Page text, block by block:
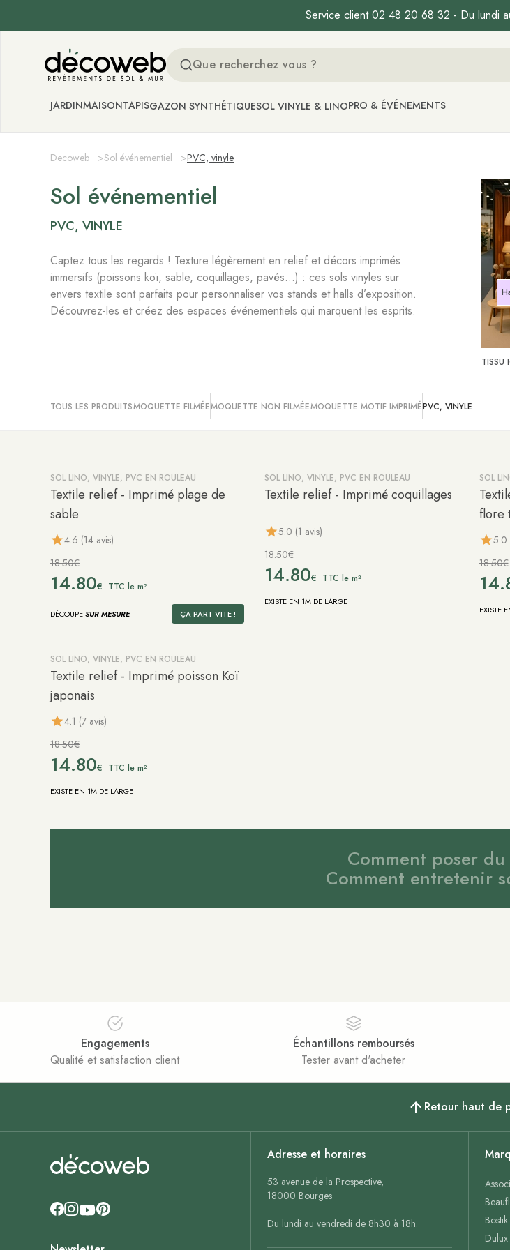
Service client 02 48 20 68 32 - Du lundi
Decoweb
JARDINMAISONTAPISGAZON SYNTHÉTIQUESOL VINYLE & LINOPRO & ÉVÉNEMENTS
Decoweb >Sol événementiel >PVC, vinyle
Sol événementiel
PVC, VINYLE
Captez tous les regards ! Texture légèrement en relief et décors imprimés
immersifs (poissons koï, sable, coquillages, pavés…) : ces sols vinyles sur
envers textile sont parfaits pour personnaliser vos stands et halls d’exposition.
Découvrez-les et créez des espaces événementiels qui marquent les esprits.
TISSU
TOUS LES PRODUITSMOQUETTE FILMÉEMOQUETTE NON FILMÉEMOQUETTE MOTIF IMPRIMÉPVC, VINYLE
-20%
SOL LINO, VINYLE, PVC EN ROULEAU
Textile relief - Imprimé plage de
sable
4.6 (14 avis)
18.50€
14.80€ TTC le m²
DÉCOUPESUR MESURE ÇA PART VITE !
-20%
SOL LINO, VINYLE, PVC EN ROULEAU
Textile relief - Imprimé coquillages
5.0 (1 avis)
18.50€
14.80€ TTC le m²
EXISTE EN 1M DE LARGE
-20%
SOL
flore
5.0
18.50€
EXISTE
-20%
SOL LINO, VINYLE, PVC EN ROULEAU
Textile relief - Imprimé poisson Koï
japonais
4.1 (7 avis)
18.50€
14.80€ TTC le m²
EXISTE EN 1M DE LARGE
Comment poser
Comment entretenir
Engagements
Qualité et satisfaction client
Échantillons remboursés
Tester avant d'acheter
Retour haut de
Adresse et horaires
53 avenue de la Prospective,
18000 Bourges
Du lundi au vendredi de 8h30 à 18h.
Bostik